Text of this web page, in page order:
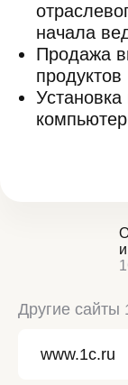
начала
Продажа
продуктов
Другие сайты